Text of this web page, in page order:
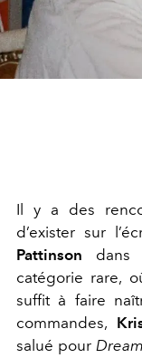
Il y a des
d’exister sur
Pattinson dans
catégorie rare,
suffit à faire
commandes,
salué pour